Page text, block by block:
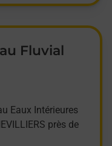
Fluvial
Eaux Intérieures
près de